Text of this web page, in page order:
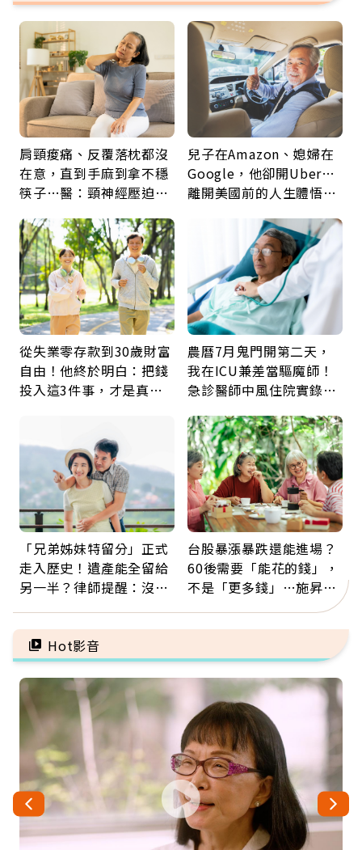
肩頸痠痛、反覆落枕都沒
在意，直到手麻到拿不穩
筷子…醫：頸神經壓迫上
鍵
兒子在Amazon、媳婦在
Google，他卻開Uber…
離開美國前的人生體悟：
從失業零存款到30歲財富
自由！他終於明白：把錢
投入這3件事，才是真正
農曆7月鬼門開第二天，
我在ICU兼差當驅魔師！
急診醫師中風住院實錄：
「兄弟姊妹特留分」正式
走入歷史！遺產能全留給
另一半？律師提醒：沒做
台股暴漲暴跌還能進場？
60後需要「能花的錢」，
不是「更多錢」…施昇
輝：退休族最適合這種股
票
Hot影音